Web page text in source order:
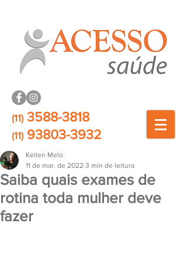
(11)3588-3818
(11)93803-3932
Saiba quais exames de
rotina toda mulher deve
fazer
Kellen Melo
11 de mar. de 2022 3 min de leitura